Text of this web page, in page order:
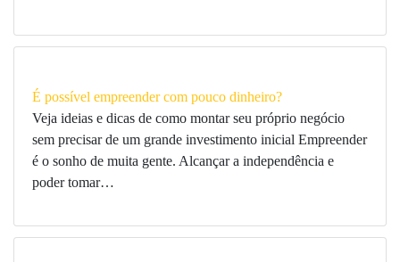
É possível empreender com pouco dinheiro?
Veja ideias e dicas de como montar seu próprio negócio
sem precisar de um grande investimento inicial Empreender
é o sonho de muita gente. Alcançar a independência e
poder tomar…